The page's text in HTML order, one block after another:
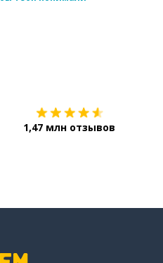
1,47 млн отзывов